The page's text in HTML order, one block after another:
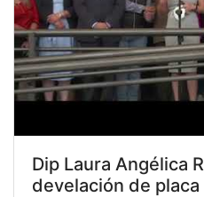
Dip Laura Angélica
develación de